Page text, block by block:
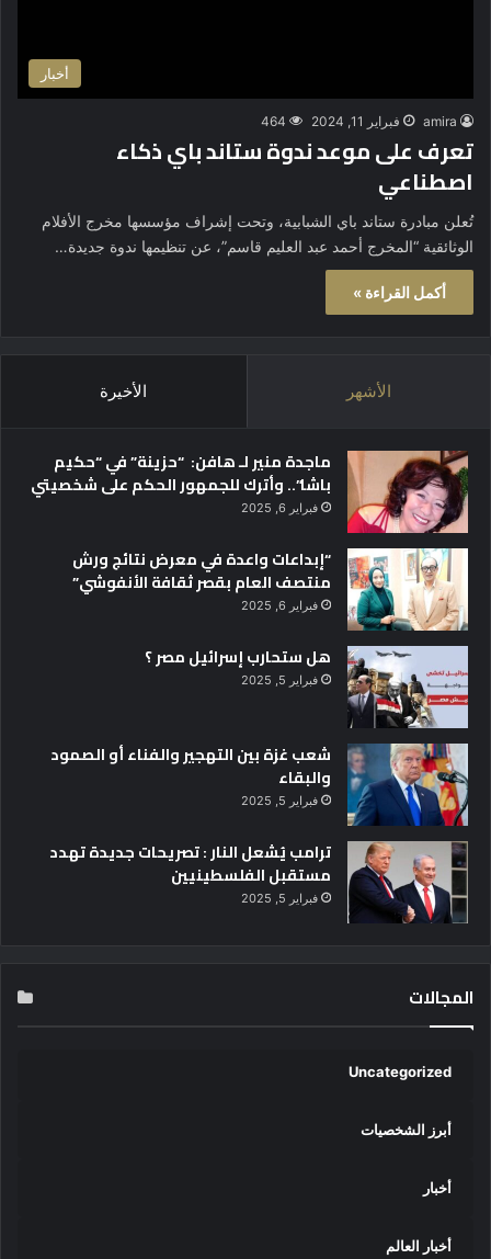
أخبار
amira فبراير 11, 2024 464
تعرف على موعد ندوة ستاند باي ذكاء
اصطناعي
تُعلن مبادرة ستاند باي الشبابية، وتحت إشراف مؤسسها مخرج الأفلام
الوثائقية “المخرج أحمد عبد العليم قاسم”، عن تنظيمها ندوة جديدة…
أكمل القراءة »
الأشهر الأخيرة
ماجدة منير لـ هافن: “حزينة” في “حكيم
باشا”.. وأترك للجمهور الحكم على شخصيتي
فبراير 6, 2025
“إبداعات واعدة في معرض نتائج ورش
منتصف العام بقصر ثقافة الأنفوشي”
فبراير 6, 2025
هل ستحارب إسرائيل مصر ؟
فبراير 5, 2025
شعب غزة بين التهجير والفناء أو الصمود
والبقاء
فبراير 5, 2025
ترامب يُشعل النار : تصريحات جديدة تهدد
مستقبل الفلسطينيين
فبراير 5, 2025
المجالات
Uncategorized
أبرز الشخصيات
أخبار
أخبار العالم